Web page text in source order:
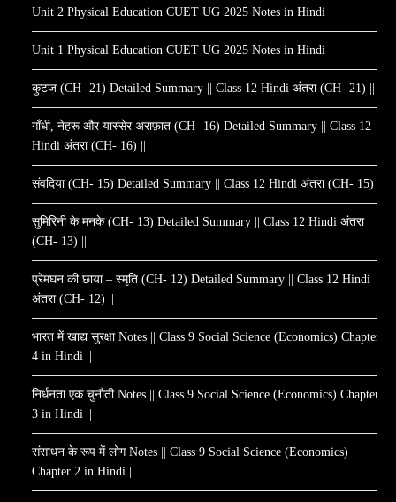
Unit 2 Physical Education CUET UG 2025 Notes in Hindi
Unit 1 Physical Education CUET UG 2025 Notes in Hindi
कुटज (CH- 21) Detailed Summary || Class 12 Hindi अंतरा (CH- 21) ||
गाँधी, नेहरू और यास्सेर अराफ़ात (CH- 16) Detailed Summary || Class 12
Hindi अंतरा (CH- 16) ||
संवदिया (CH- 15) Detailed Summary || Class 12 Hindi अंतरा (CH- 15) ||
सुमिरिनी के मनके (CH- 13) Detailed Summary || Class 12 Hindi अंतरा
(CH- 13) ||
प्रेमघन की छाया – स्मृति (CH- 12) Detailed Summary || Class 12 Hindi
अंतरा (CH- 12) ||
भारत में खाद्य सुरक्षा Notes || Class 9 Social Science (Economics) Chapter
4 in Hindi ||
निर्धनता एक चुनौती Notes || Class 9 Social Science (Economics) Chapter
3 in Hindi ||
संसाधन के रूप में लोग Notes || Class 9 Social Science (Economics)
Chapter 2 in Hindi ||